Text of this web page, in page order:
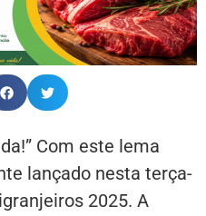
Com este lema
lançado nesta terça-
2025. A